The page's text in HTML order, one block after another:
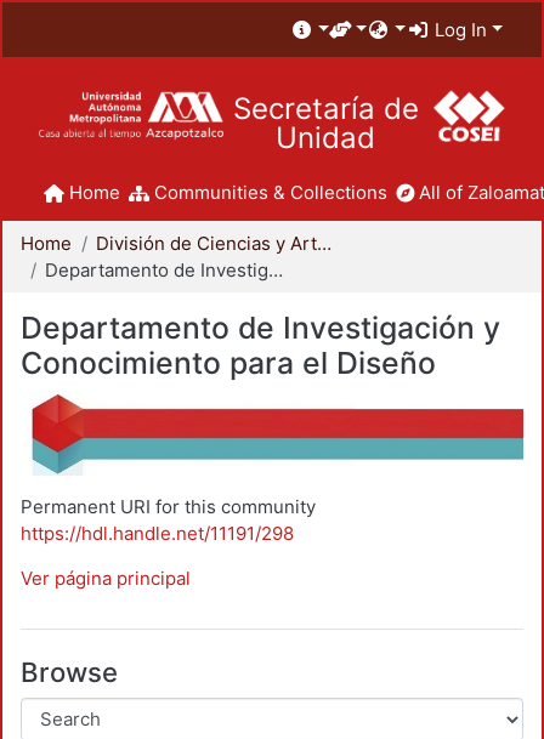
Log In
Secretaría de
Unidad
Home Communities & Collections All of
Home
División de Ciencias y Artes para el Diseño
Departamento de Investigación y Conocimiento para el Diseño
Departamento de Investigación y
Conocimiento para el Diseño
Permanent URI for this community
https://hdl.handle.net/11191/298
Ver página principal
Browse